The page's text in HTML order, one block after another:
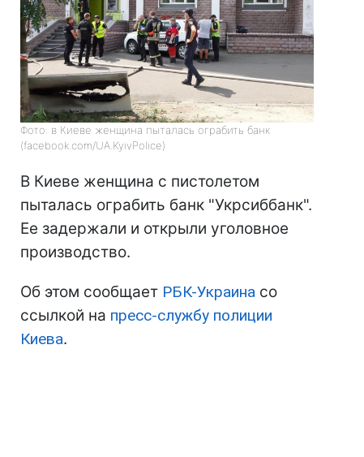
Фото: в Киеве женщина пыталась ограбить банк
(facebook.com/UA.KyivPolice)
В Киеве женщина с пистолетом
пыталась ограбить банк "Укрсиббанк".
Ее задержали и открыли уголовное
производство.
Об этом сообщает РБК-Украина со
ссылкой на пресс-службу полиции
Киева.